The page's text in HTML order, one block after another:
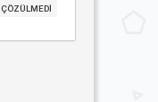
ÇÖZÜLMEDİ